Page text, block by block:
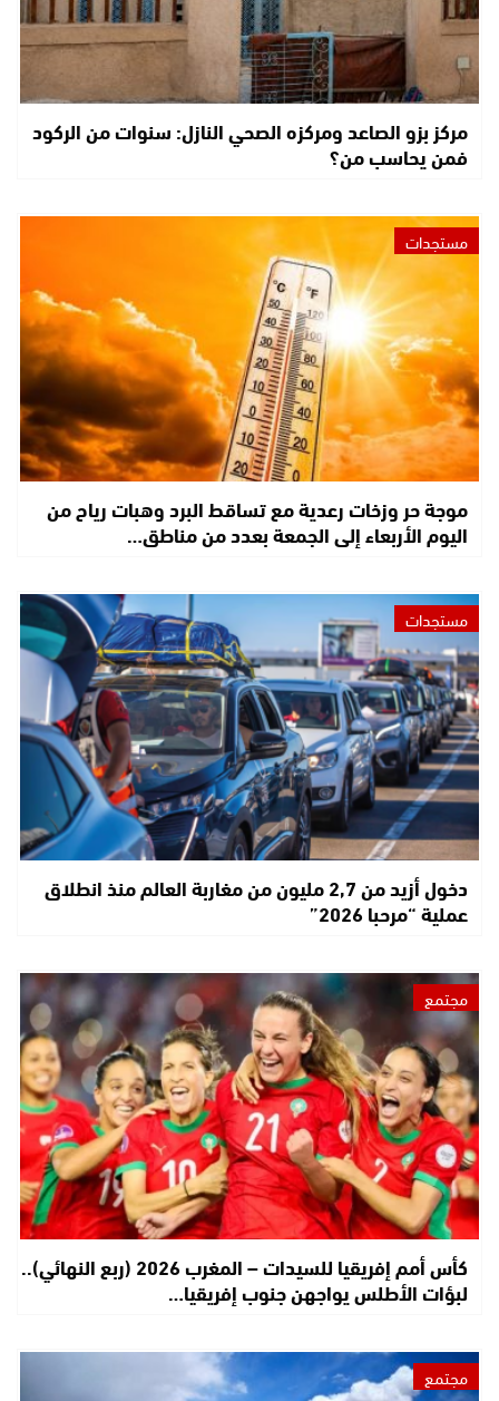
مركز بزو الصاعد ومركزه الصحي النازل: سنوات من الركود
فمن يحاسب من؟
مستجدات
موجة حر وزخات رعدية مع تساقط البرد وهبات رياح من
اليوم الأربعاء إلى الجمعة بعدد من مناطق…
مستجدات
دخول أزيد من 2,7 مليون من مغاربة العالم منذ انطلاق
عملية “مرحبا 2026”
مجتمع
كأس أمم إفريقيا للسيدات – المغرب 2026 (ربع النهائي)..
لبؤات الأطلس يواجهن جنوب إفريقيا…
مجتمع